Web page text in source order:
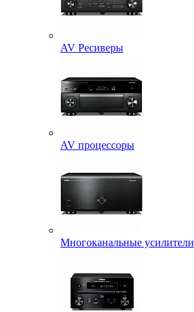
AV Ресиверы
AV процессоры
Многоканальные усилители